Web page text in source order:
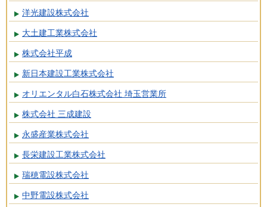
洋光建設株式会社
大土建工業株式会社
株式会社平成
新日本建設工業株式会社
オリエンタル白石株式会社 埼玉営業所
株式会社 三成建設
永盛産業株式会社
長栄建設工業株式会社
瑞穂電設株式会社
中野電設株式会社